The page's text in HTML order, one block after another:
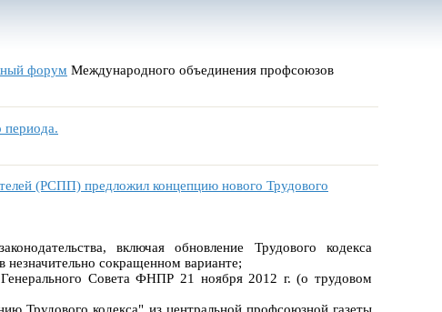
форум Международного объединения профсоюзов
периода.
(РСПП) предложил концепцию нового Трудового
включая обновление Трудового кодекса
сокращенном варианте;
Совета ФНПР 21 ноября 2012 г. (о трудовом